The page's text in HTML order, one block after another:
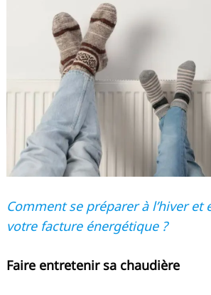
Comment se préparer à l’hiver et
votre facture énergétique ?
Faire entretenir sa chaudière